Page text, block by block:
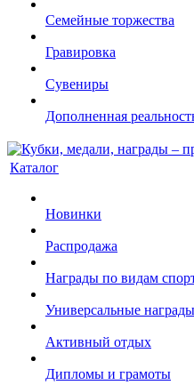
Семейные торжества
Гравировка
Сувениры
Дополненная
Каталог
Новинки
Распродажа
Награды по видам
Универсальные награды
Активный отдых
Дипломы и грамоты